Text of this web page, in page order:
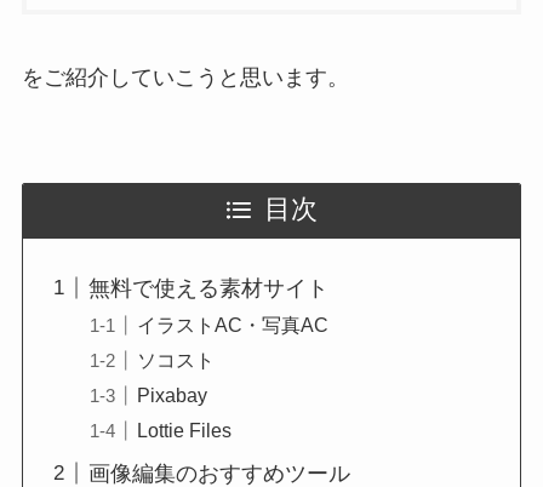
をご紹介していこうと思います。
目次
無料で使える素材サイト
イラストAC・写真AC
ソコスト
Pixabay
Lottie Files
画像編集のおすすめツール